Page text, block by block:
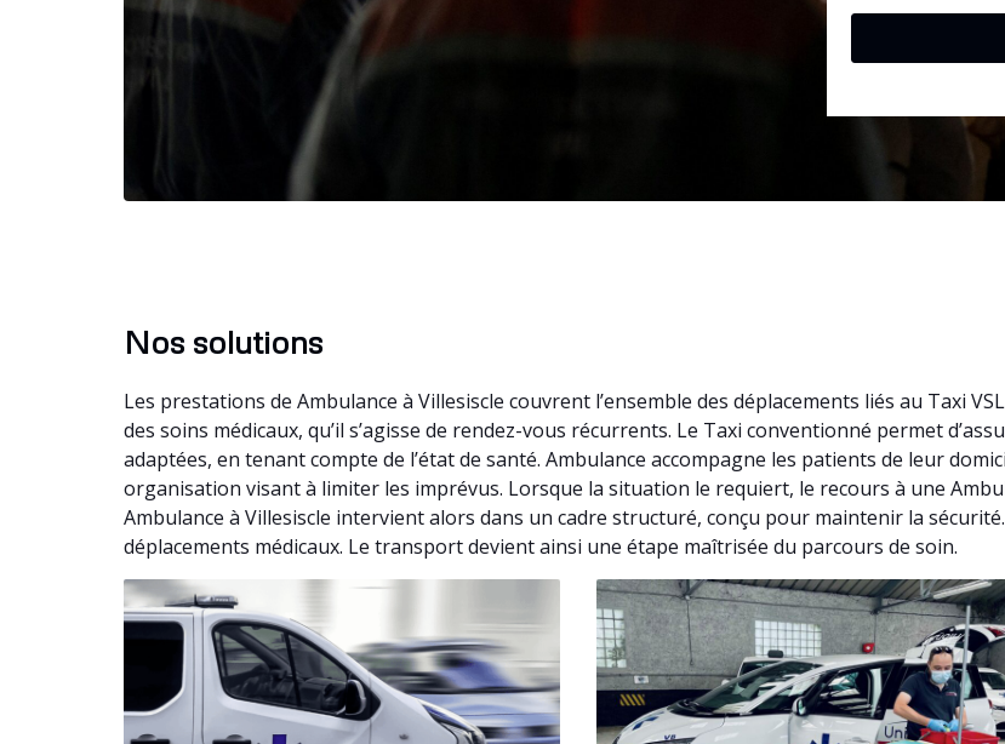
Nos solutions
Les prestations de Ambulance à Villesiscle couvrent l’ensemble des déplacements liés au Taxi
des soins médicaux, qu’il s’agisse de rendez-vous récurrents. Le Taxi conventionné permet
adaptées, en tenant compte de l’état de santé. Ambulance accompagne les patients de leur
organisation visant à limiter les imprévus. Lorsque la situation le requiert, le recours à une
Ambulance à Villesiscle intervient alors dans un cadre structuré, conçu pour maintenir la
déplacements médicaux. Le transport devient ainsi une étape maîtrisée du parcours de soin.